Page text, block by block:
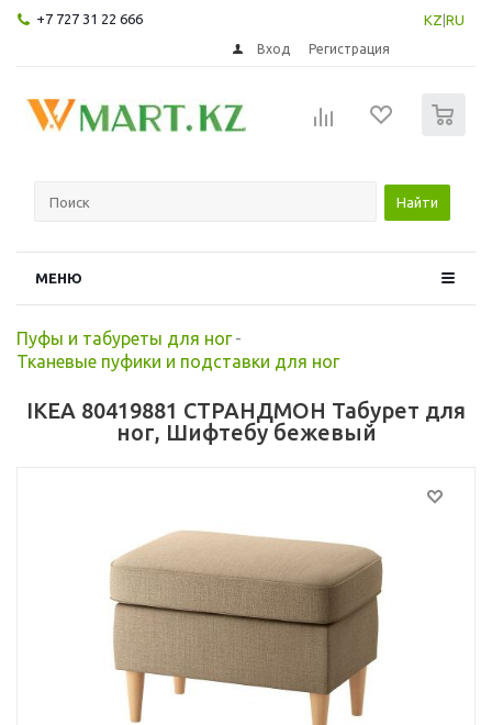
+7 727 31 22 666 KZ RU
Вход Регистрация
Найти
МЕНЮ
Пуфы и табуреты для ног -
Тканевые пуфики и подставки для ног
IKEA 80419881 СТРАНДМОН Табурет для
ног, Шифтебу бежевый